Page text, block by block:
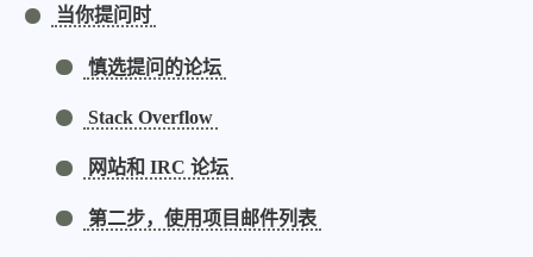
当你提问时
慎选提问的论坛
Stack Overflow
网站和 IRC 论坛
第二步，使用项目邮件列表